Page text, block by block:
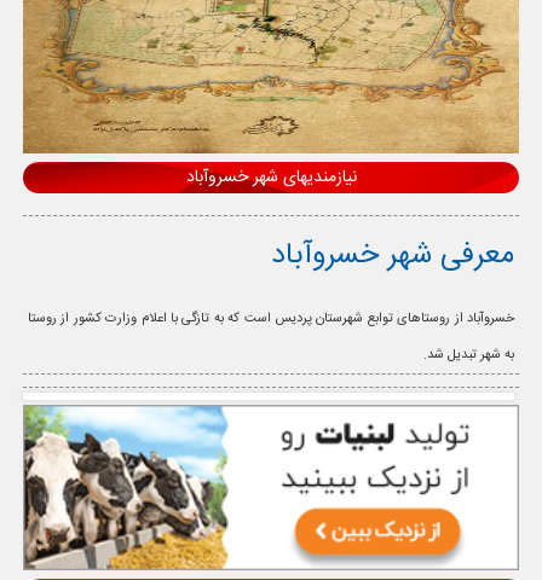
نیازمندیهای شهر خسروآباد
معرفی شهر خسروآباد
خسروآباد از روستاهای توابع شهرستان پردیس است که به تازگی با اعلام وزارت کشور از روستا
به شهر تبدیل شد.